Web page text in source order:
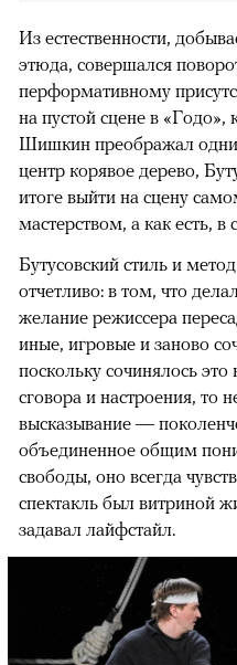
Из естественности,
этюда, совершался
перформативному
на пустой сцене в
Шишкин преображал
центр корявое дерево,
итоге выйти на сцену
мастерством, а как есть,
Бутусовский стиль и
отчетливо: в том, что
желание режиссера
иные, игровые и заново
поскольку сочинялось
сговора и настроения, то
высказывание —
объединенное общим
свободы, оно всегда
спектакль был витриной
задавал лайфстайл.